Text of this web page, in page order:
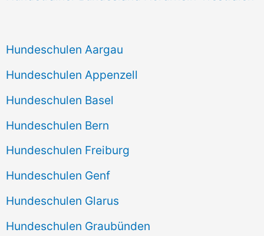
Hundeschulen Aargau
Hundeschulen Appenzell
Hundeschulen Basel
Hundeschulen Bern
Hundeschulen Freiburg
Hundeschulen Genf
Hundeschulen Glarus
Hundeschulen Graubünden